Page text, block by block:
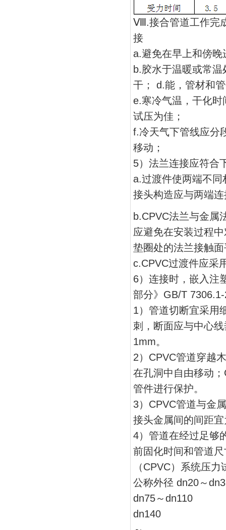
Ⅷ.接合管道工作完
接
a.避免在早上和傍
b.胶水于温暖或常
干； d.能，管材和
e.寒冷气温，干化
试压为佳；
f.冷天气下管线应分
移动；
5）法兰连接应符合
a.过渡件使两端不
接头构造应与两端
b.CPVC法兰与金属
应避免在安装过程
垫圈处的法兰接触
c.CPVC过渡件应采
6）连接时，嵌入注
部分》GB/T
1）管道切断宜采用
刺，断面应与中心
1mm。
2）CPVC管道穿越
在孔洞中自由移动
管件进行保护。
3）CPVC管道与金
接头金属间的间距
4）管道在经过足够
前固化时间和管道
（CPVC）系统压
公称外径 dn20～
dn75～dn110
dn140